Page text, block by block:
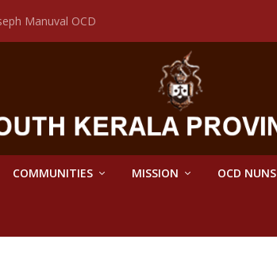
Manuval OCD
COMMUNITIES MISSION OCD NUNS